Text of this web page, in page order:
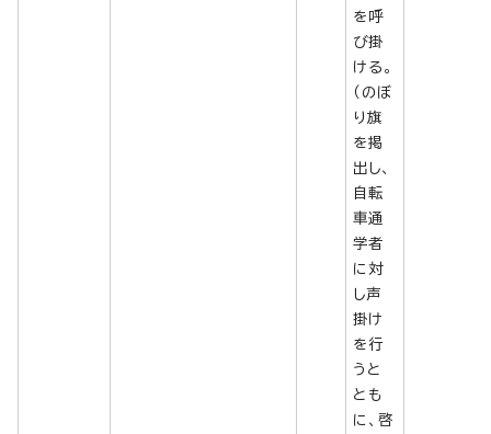
を呼
び掛
ける。
（のぼ
り旗
を掲
出し、
自転
車通
学者
に対
し声
掛け
を行
うと
とも
に、啓